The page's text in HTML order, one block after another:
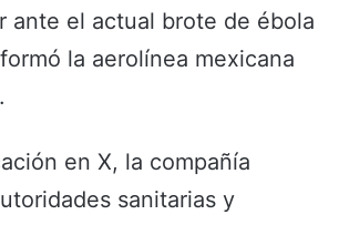
ante el actual brote de ébola
la aerolínea mexicana
en X, la compañía
sanitarias y